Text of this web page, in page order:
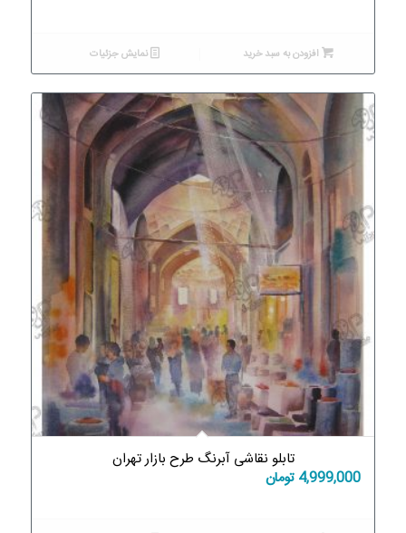
افزودن به سبد خرید نمایش جزئیات
تابلو نقاشی آبرنگ طرح بازار تهران
4,999,000 تومان